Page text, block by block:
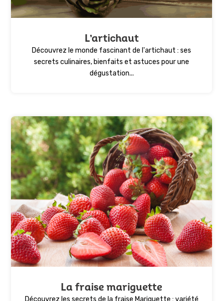
L’artichaut
Découvrez le monde fascinant de l'artichaut : ses
secrets culinaires, bienfaits et astuces pour une
dégustation...
La fraise mariguette
Découvrez les secrets de la fraise Mariguette : variété